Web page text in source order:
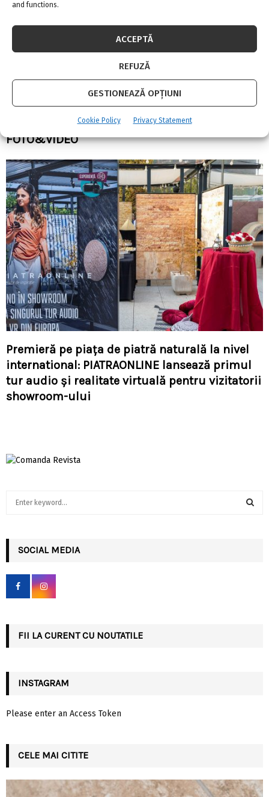
and functions.
ACCEPTĂ
REFUZĂ
GESTIONEAZĂ OPȚIUNI
Cookie Policy Privacy Statement
Handmade home! Cum arată apartamentul cu
peste 750 de plante al unui model american –
FOTO&VIDEO
Premieră pe piața de piatră naturală la nivel
international: PIATRAONLINE lansează primul
tur audio și realitate virtuală pentru vizitatorii
showroom-ului
h
f
r
SOCIAL MEDIA
FII LA CURENT CU NOUTATILE
INSTAGRAM
Please enter an Access Token
CELE MAI CITITE